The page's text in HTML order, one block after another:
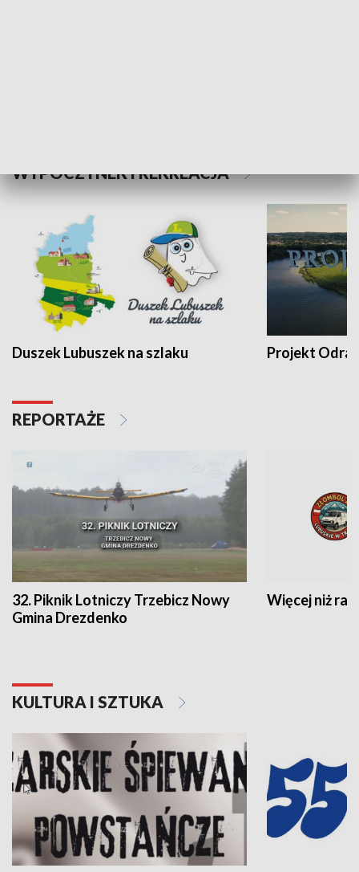
WYPOCZYNEK I REKREACJA
Duszek Lubuszek na szlaku Projekt Odra
REPORTAŻE
32. Piknik Lotniczy Trzebicz Nowy
Gmina Drezdenko
Więcej niż rajd
KULTURA I SZTUKA